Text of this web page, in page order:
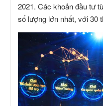
2021. Các khoản đầu tư
số lượng lớn nhất, với 30